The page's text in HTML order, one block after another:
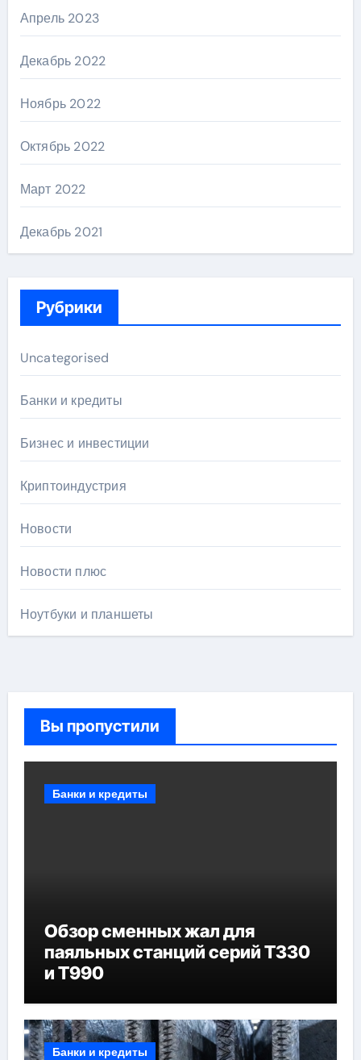
Апрель 2023
Декабрь 2022
Ноябрь 2022
Октябрь 2022
Март 2022
Декабрь 2021
Рубрики
Uncategorised
Банки и кредиты
Бизнес и инвестиции
Криптоиндустрия
Новости
Новости плюс
Ноутбуки и планшеты
Вы пропустили
Банки и кредиты
Обзор сменных жал для
паяльных станций серий T330
и T990
Банки и кредиты